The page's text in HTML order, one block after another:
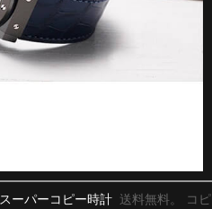
スーパーコピー時計 送料無料。 コピ